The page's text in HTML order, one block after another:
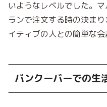
いようなレベルでした。
ランで注文する時の決ま
イティブの人との簡単な会
バンクーバーでの生